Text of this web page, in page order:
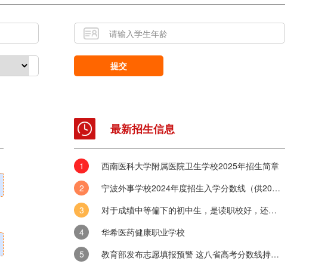
提交
是选择中专还是技校？面临抉择的初三学生该如何决定？
读中职学校：近半初三生的未来选择之路在《关于深化现代职业教育体系建设改革的意见
中，陈子季明确指出，职业教育并非“终结教育”、“低层次教育”或“淘汰教育”，而...
2025乐山民办中职学校最新前三排名
2025年乐山民办中职学校排名前三分别为：犍为县职业高级中学、乐山计算机学校以及四
省食品药品学校。一、2025年乐山民办中职学校最新排名前三名单一览排名中职...
最新招生信息
西南医科大学附属医院卫生学校2025年招生简章
宁波外事学校2024年度招生入学分数线（供2025年考生参考）
对于成绩中等偏下的初中生，是读职校好，还是五年制大专好？
华希医药健康职业学校
教育部发布志愿填报预警 这八省高考分数线持续出炉